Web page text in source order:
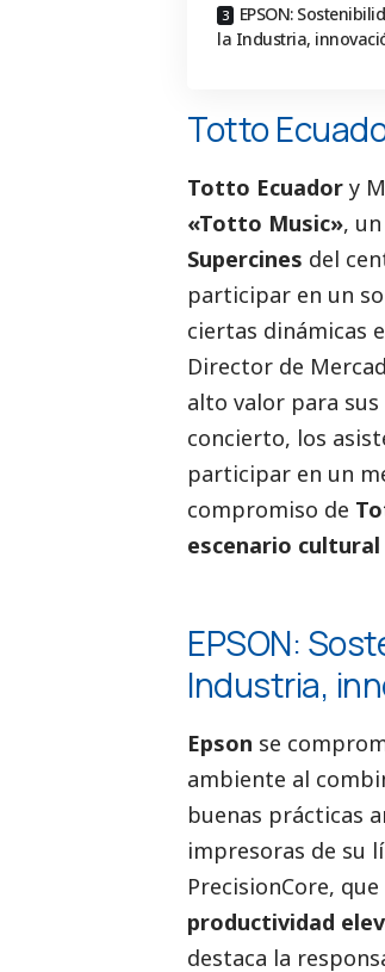
EPSON:
la Industria,
Totto
Totto Ecuador y
«Totto Music»,
Supercines del
participar en un
ciertas dinámicas
Director de
alto valor para
concierto, los
participar en un
compromiso de
escenario cultural
EPSON:
Industria,
Epson se
ambiente al
buenas prácticas
impresoras de su
PrecisionCore,
productividad
destaca la